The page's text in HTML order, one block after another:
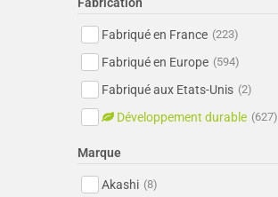
Fabriqué en France (223)
Fabriqué en Europe (594)
Fabriqué aux Etats-Unis (2)
Développement durable (627)
Marque
Akashi (8)